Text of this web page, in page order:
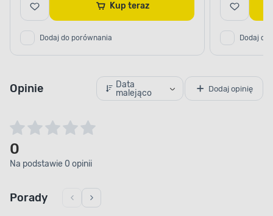
Kup teraz
Dodaj do porównania Dodaj do
Opinie
Data
malejąco
Dodaj opinię
0
Na podstawie 0 opinii
Porady